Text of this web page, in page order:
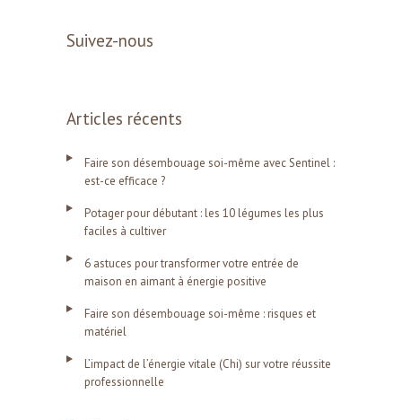
Suivez-nous
Articles récents
Faire son désembouage soi-même avec Sentinel :
est-ce efficace ?
Potager pour débutant : les 10 légumes les plus
faciles à cultiver
6 astuces pour transformer votre entrée de
maison en aimant à énergie positive
Faire son désembouage soi-même : risques et
matériel
L’impact de l’énergie vitale (Chi) sur votre réussite
professionnelle